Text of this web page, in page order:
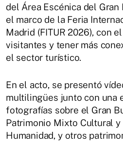
del Área Escénica del Gran
el marco de la Feria
Madrid (FITUR 2026), con
visitantes y tener más
el sector turístico.
En el acto, se presentó
multilingües junto con una
fotografías sobre el Gran
Patrimonio Mixto Cultural y
Humanidad, y otros